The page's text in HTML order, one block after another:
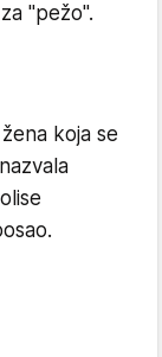
"pežo".
koja se